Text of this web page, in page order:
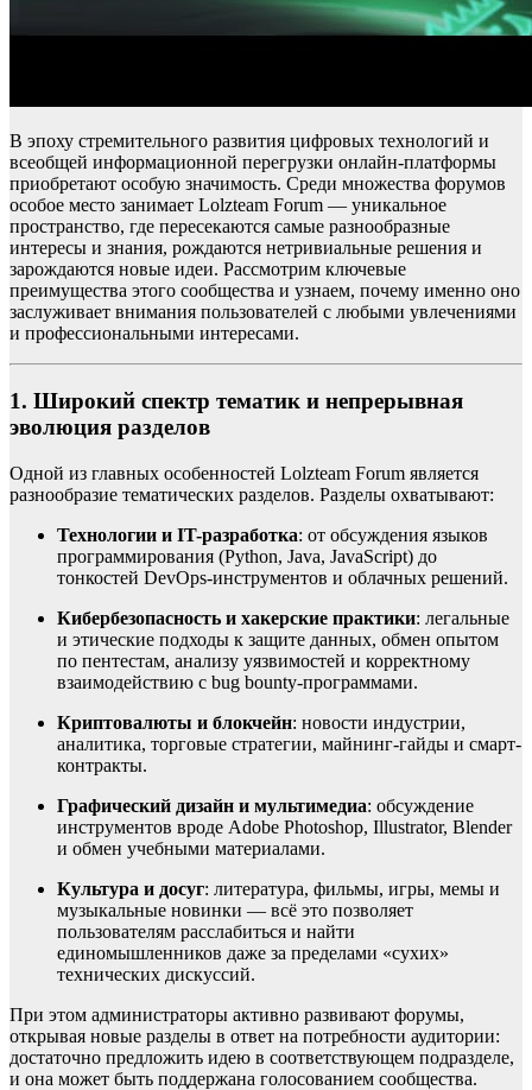
В эпоху стремительного развития цифровых технологий и
всеобщей информационной перегрузки онлайн-платформы
приобретают особую значимость. Среди множества форумов
особое место занимает Lolzteam Forum — уникальное
пространство, где пересекаются самые разнообразные
интересы и знания, рождаются нетривиальные решения и
зарождаются новые идеи. Рассмотрим ключевые
преимущества этого сообщества и узнаем, почему именно оно
заслуживает внимания пользователей с любыми увлечениями
и профессиональными интересами.
1. Широкий спектр тематик и непрерывная
эволюция разделов
Одной из главных особенностей Lolzteam Forum является
разнообразие тематических разделов. Разделы охватывают:
Технологии и IT-разработка: от обсуждения языков
программирования (Python, Java, JavaScript) до
тонкостей DevOps-инструментов и облачных решений.
Кибербезопасность и хакерские практики: легальные
и этические подходы к защите данных, обмен опытом
по пентестам, анализу уязвимостей и корректному
взаимодействию с bug bounty-программами.
Криптовалюты и блокчейн: новости индустрии,
аналитика, торговые стратегии, майнинг-гайды и смарт-
контракты.
Графический дизайн и мультимедиа: обсуждение
инструментов вроде Adobe Photoshop, Illustrator, Blender
и обмен учебными материалами.
Культура и досуг: литература, фильмы, игры, мемы и
музыкальные новинки — всё это позволяет
пользователям расслабиться и найти
единомышленников даже за пределами «сухих»
технических дискуссий.
При этом администраторы активно развивают форумы,
открывая новые разделы в ответ на потребности аудитории:
достаточно предложить идею в соответствующем подразделе,
и она может быть поддержана голосованием сообщества.